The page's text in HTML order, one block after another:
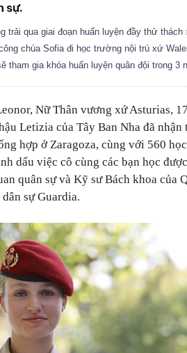
sự.
trải qua giai đoạn huấn luyện đầy thử thách
chúa Sofia đi học trường nội trú xứ
tham gia khóa huấn luyện quân đội trong 3
Nữ Thân vương xứ Asturias,
Letizia của Tây Ban Nha đã nhận
hợp ở Zaragoza, cùng với 560
dấu việc cô cùng các bạn học
quân sự và Kỹ sư Bách khoa của
sự Guardia.